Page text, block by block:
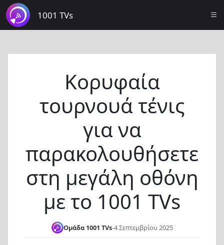
1001 TVs
Κορυφαία
τουρνουά τένις
για να
παρακολουθήσετε
στη μεγάλη οθόνη
με το 1001 TVs
Ομάδα 1001 TVs-4 Σεπτεμβρίου 2025